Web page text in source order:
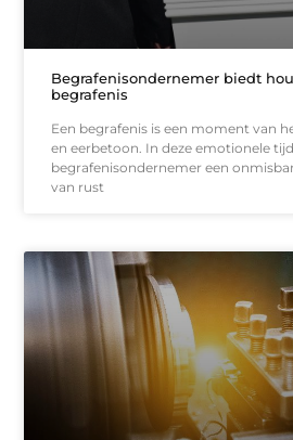
Begrafenisondernemer biedt
begrafenis
Een begrafenis is een moment van
en eerbetoon. In deze emotionele
begrafenisondernemer een
van rust